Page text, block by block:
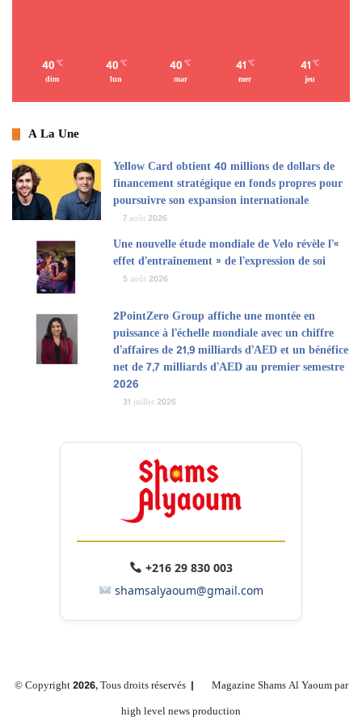
Multiply Group a été conseillé par Greenhill (filiale de Mizuho),
Hogan Lovells et KPMG sur cette transaction. Castellano et ses
actionnaires actuels ont été conseillés par Uria Menendez. Ramón
Hermosilla Abogados et Latham & Watkins LLP ont également été
les conseillers juridiques de Tendam sur cette transaction.
Actualités économiques
40 ℃
dim
40 ℃
lun
40 ℃
mar
41 ℃
mer
41 ℃
jeu
A La Une
Yellow Card obtient 40 millions de dollars de
financement stratégique en fonds propres pour
poursuivre son expansion internationale
7 août 2026
Une nouvelle étude mondiale de Velo révèle l’«
effet d’entraînement » de l’expression de soi
5 août 2026
2PointZero Group affiche une montée en
puissance à l’échelle mondiale avec un chiffre
d’affaires de 21,9 milliards d’AED et un bénéfice
net de 7,7 milliards d’AED au premier semestre
2026
31 juillet 2026
+216 29 830 003
shamsalyaoum@gmail.com
© Copyright 2026, Tous droits réservés |
Magazine Shams Al Yaoum par
high level news production